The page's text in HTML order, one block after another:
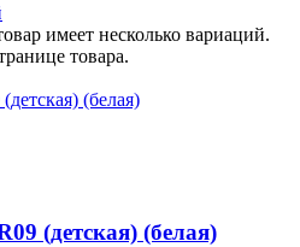
имеет несколько вариаций.
товара.
(детская) (белая)